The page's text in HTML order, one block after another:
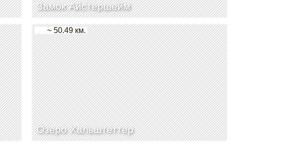
Замок Айстершейм
Озеро Хальштеттер
~ 50.49 км.